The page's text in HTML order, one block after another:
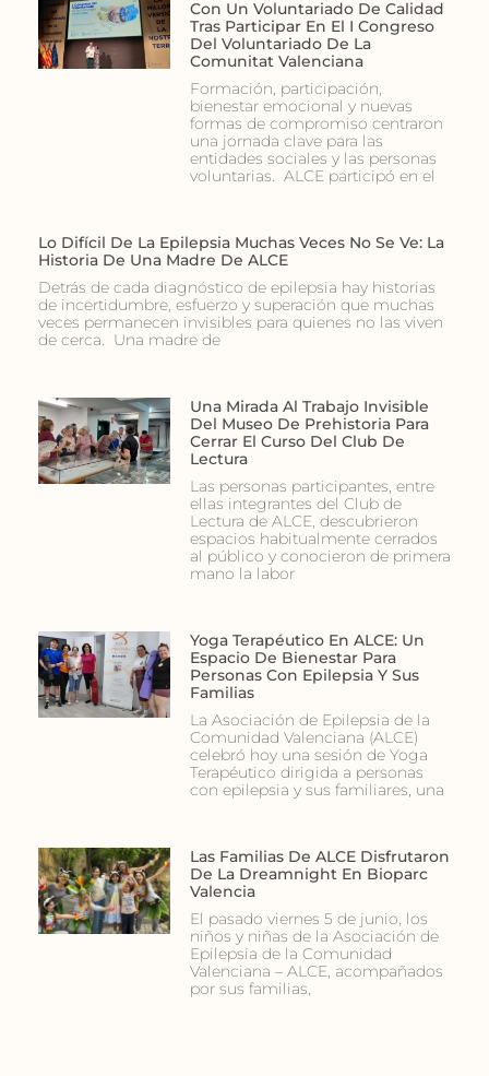
Con Un Voluntariado De Calidad
Tras Participar En El I Congreso
Del Voluntariado De La
Comunitat Valenciana
Formación, participación,
bienestar emocional y nuevas
formas de compromiso centraron
una jornada clave para las
entidades sociales y las personas
voluntarias. ALCE participó en el
Lo Difícil De La Epilepsia Muchas Veces No Se Ve: La
Historia De Una Madre De ALCE
Detrás de cada diagnóstico de epilepsia hay historias
de incertidumbre, esfuerzo y superación que muchas
veces permanecen invisibles para quienes no las viven
de cerca. Una madre de
Una Mirada Al Trabajo Invisible
Del Museo De Prehistoria Para
Cerrar El Curso Del Club De
Lectura
Las personas participantes, entre
ellas integrantes del Club de
Lectura de ALCE, descubrieron
espacios habitualmente cerrados
al público y conocieron de primera
mano la labor
Yoga Terapéutico En ALCE: Un
Espacio De Bienestar Para
Personas Con Epilepsia Y Sus
Familias
La Asociación de Epilepsia de la
Comunidad Valenciana (ALCE)
celebró hoy una sesión de Yoga
Terapéutico dirigida a personas
con epilepsia y sus familiares, una
Las Familias De ALCE Disfrutaron
De La Dreamnight En Bioparc
Valencia
El pasado viernes 5 de junio, los
niños y niñas de la Asociación de
Epilepsia de la Comunidad
Valenciana – ALCE, acompañados
por sus familias,